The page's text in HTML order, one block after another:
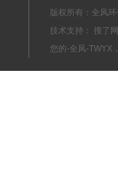
版权所有：全风
技术支持： 搜
您的-全风-TWYX